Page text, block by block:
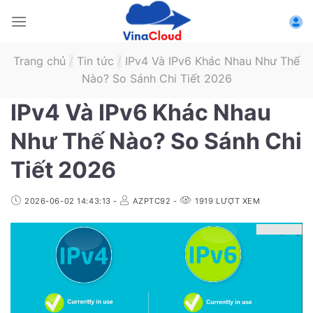
Trang chủ / Tin tức / IPv4 Và IPv6 Khác Nhau Như Thế
Nào? So Sánh Chi Tiết 2026
IPv4 Và IPv6 Khác Nhau
Như Thế Nào? So Sánh Chi
Tiết 2026
2026-06-02 14:43:13 - AZPTC92 - 1919 LƯỢT XEM